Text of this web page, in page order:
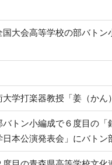
大会高等学校の部バト
学打楽器教授「姜（かん
トン小編成で６度目の「
本公演発表会」にバトン